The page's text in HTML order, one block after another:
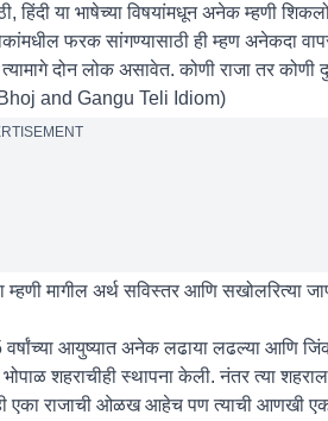
हिंदी या भाषेच्या विषयांमधून अनेक म्हणी
फरक सांगण्यासाठी ही म्हण अनेकदा
दोन लोक असावेत. कोणी राजा तर कोणी
and Gangu Teli Idiom)
मागील अर्थ सविस्तर आणि सखोलरित्या
​​वर्षांच्या आयुष्यात अनेक लढाया लढल्या आणि
भोपाळ शहराचीही स्थापना केली. नंतर त्या
एका राजाची ओळख आहेच पण त्याची आणखी